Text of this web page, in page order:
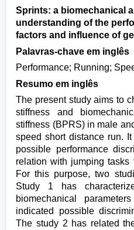
Sprints: a biomechanical
understanding of the
factors and influence of
Palavras-chave em inglês
Performance; Running;
Resumo em inglês
The present study aims to
stiffness and
stiffness (BPRS) in male
speed short distance run.
possible performance
relation with jumping tasks
For this purpose, two
Study 1 has
biomechanical
indicated possible
The study 2 has related